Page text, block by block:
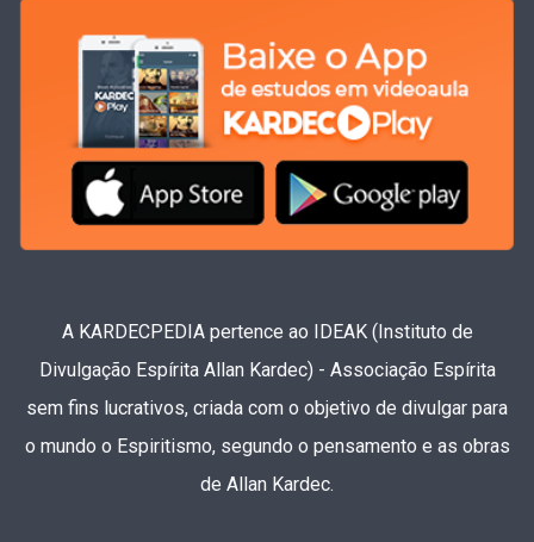
A KARDECPEDIA pertence ao IDEAK (Instituto de
Divulgação Espírita Allan Kardec) - Associação Espírita
sem fins lucrativos, criada com o objetivo de divulgar para
o mundo o Espiritismo, segundo o pensamento e as obras
de Allan Kardec.